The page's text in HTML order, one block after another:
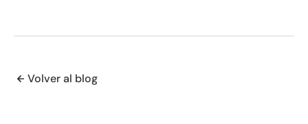
Volver al blog